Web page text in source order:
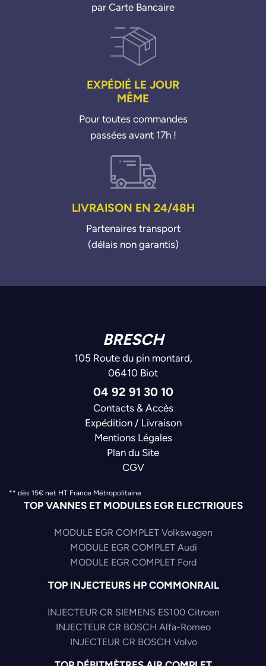
par Carte Bancaire
EXPÉDIÉ LE JOUR
MÊME
Pour toutes commandes
passées avant 17h !
LIVRAISON EN 24/48H
Partenaires transport
(délais non garantis)
BRESCH
105 Route du pin montard,
06410 Biot
04 92 91 30 10
Contacts & Accès
Expédition / Livraison
Mentions Légales
Plan du Site
CGV
** dès 15€ net HT France Métropolitaine
TOP VANNES ET MODULES EGR ELECTRIQUES
MODULE EGR COMPLET Volkswagen
MODULE EGR COMPLET Audi
MODULE EGR COMPLET Ford
TOP INJECTEURS HP COMMONRAIL
INJECTEUR CR SIEMENS ES100 Citroen
INJECTEUR CR BOSCH Alfa-Romeo
INJECTEUR CR BOSCH Volvo